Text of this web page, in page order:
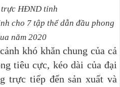
HĐND tỉnh
cho 7 tập thể dẫn đầu phong
năm 2020
khó khăn chung của cả
tiêu cực, kéo dài của đại
trực tiếp đến sản xuất và